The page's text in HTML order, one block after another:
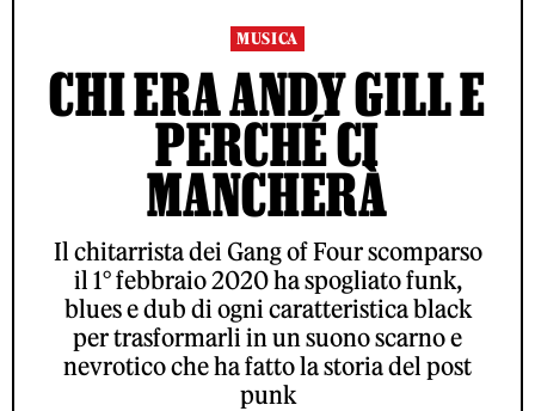
MUSICA
CHI ERA ANDY GILL E
PERCHÉ CI
MANCHERÀ
Il chitarrista dei Gang of Four scomparso
il 1° febbraio 2020 ha spogliato funk,
blues e dub di ogni caratteristica black
per trasformarli in un suono scarno e
nevrotico che ha fatto la storia del post
punk